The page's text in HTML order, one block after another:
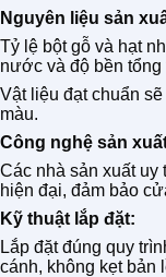
Nguyên liệu sản
Tỷ lệ bột gỗ và hạt
nước và độ bền tổng
Vật liệu đạt chuẩn
màu.
Công nghệ sản
Các nhà sản xuất uy
hiện đại, đảm bảo
Kỹ thuật lắp đặt:
Lắp đặt đúng quy
cánh, không kẹt bản